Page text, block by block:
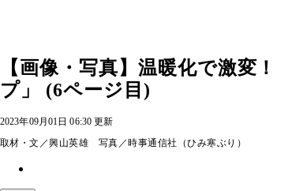
【画像・写真】温暖化で激変
プ」 (6ページ目)
2023年09月01日 06:30 更新
取材・文／興山英雄 写真／時事通信社（ひみ寒ぶり）